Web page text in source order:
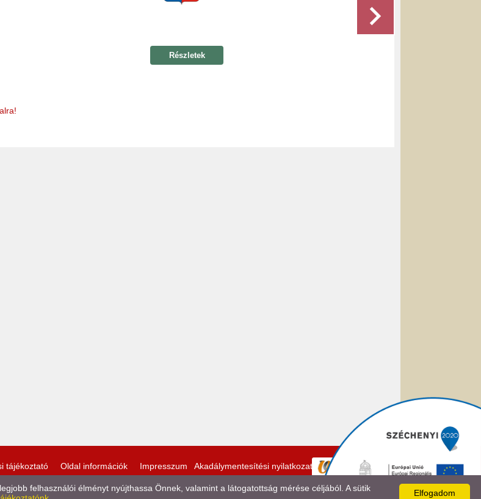
Részletek
tájékoztató Oldal információk Impresszum Akadálymentesítési nyilatkozat
Elfogadom
felhasználói élményt nyújthassa Önnek, valamint a látogatottság mérése céljából. A sütik